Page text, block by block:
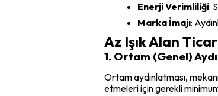
Enerji Verimliliği:
Marka İmajı:
Az Işık Alan
1. Ortam (Genel)
Ortam aydınlatması,
etmeleri için gerekli